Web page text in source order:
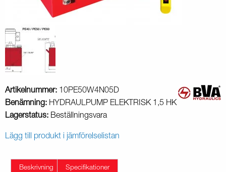
Artikelnummer: 10PE50W4N05D
Benämning: HYDRAULPUMP ELEKTRISK 1,5 HK
Lagerstatus: Beställningsvara
Lägg till produkt i jämförelselistan
Beskrivning Specifikationer